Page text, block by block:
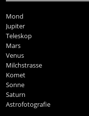
Mond
Jupiter
Teleskop
Mars
Venus
Milchstrasse
Komet
Sonne
Saturn
Astrofotografie